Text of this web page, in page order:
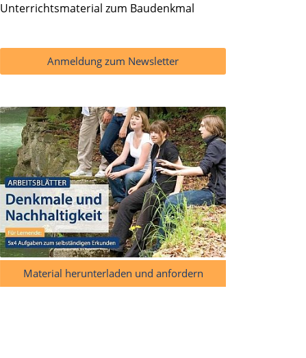
Unterrichtsmaterial zum Baudenkmal
Anmeldung zum Newsletter
Material herunterladen und anfordern